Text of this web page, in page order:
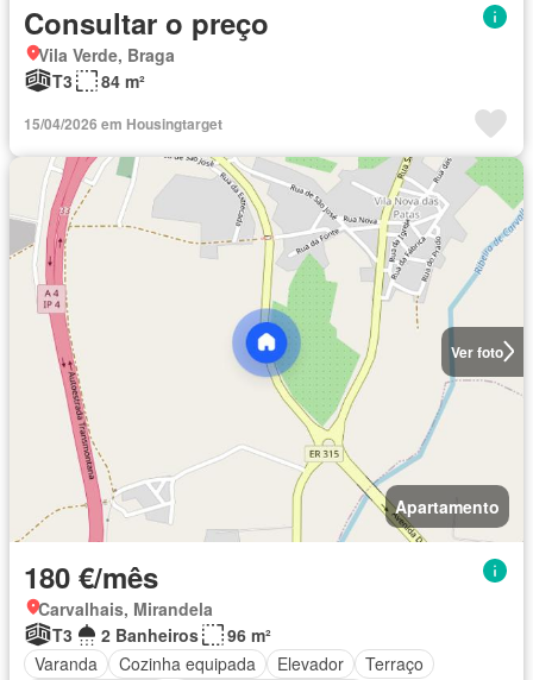
Consultar o preço
Vila Verde, Braga
T3
84 m²
15/04/2026 em Housingtarget
Ver foto
Apartamento
180 €/mês
Carvalhais, Mirandela
T3
2 Banheiros
96 m²
Varanda
Cozinha equipada Elevador
Terraço